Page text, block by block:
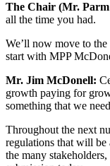
The Chair (Mr.
all the time you had.
We’ll now move to
start with MPP
Mr. Jim McDonell:
growth paying for
something that we
Throughout the next
regulations that will be
the many